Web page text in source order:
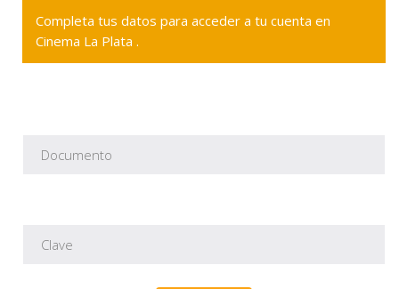
Completa tus datos para acceder a tu cuenta en
Cinema La Plata .